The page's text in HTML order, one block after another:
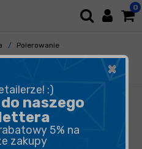
0
Polerowanie
Taśmy Maskujące
×
:)
naszego
5% na
zakupy